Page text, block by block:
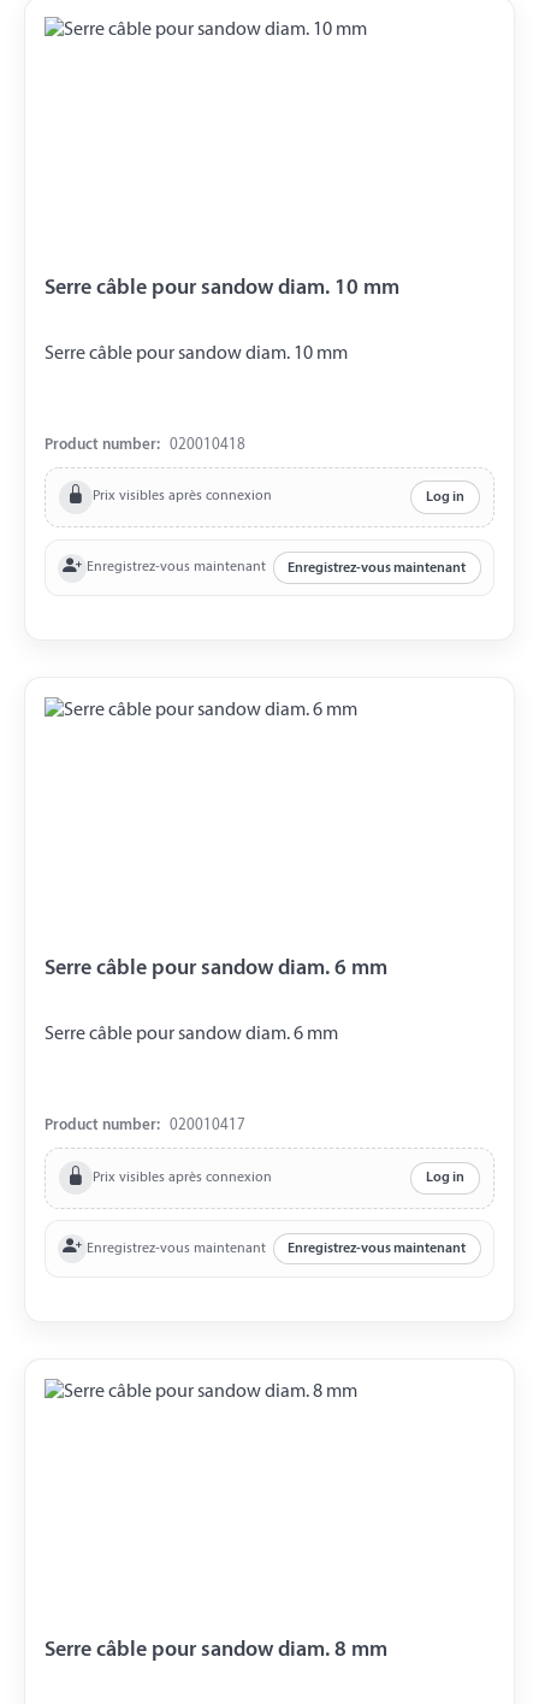
Serre câble pour sandow diam. 10 mm
Serre câble pour sandow diam. 10 mm
Product number: 020010418
Prix visibles après connexion Log in
Enregistrez-vous maintenant Enregistrez-vous maintenant
Serre câble pour sandow diam. 6 mm
Serre câble pour sandow diam. 6 mm
Product number: 020010417
Prix visibles après connexion Log in
Enregistrez-vous maintenant Enregistrez-vous maintenant
Serre câble pour sandow diam. 8 mm